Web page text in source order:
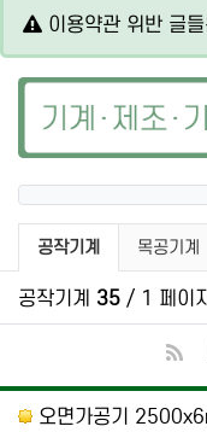
이용약관 위반 글
삽니다 분류 목록
현재 분류
공작기계 목공기계
공작기계 35 / 1 페이
오면가공기